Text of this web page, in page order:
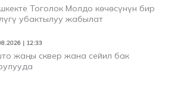
Тоголок Молдо көчөсүнүн бир
убактылуу жабылат
| 12:33
жаңы сквер жана сейил бак